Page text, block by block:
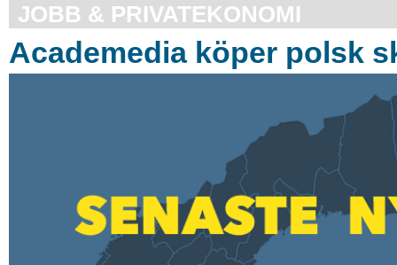
JOBB & PRIVATEKONOMI
Academedia köper polsk